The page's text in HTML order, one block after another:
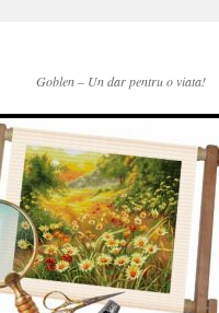
Goblen – Un dar pentru o viata!